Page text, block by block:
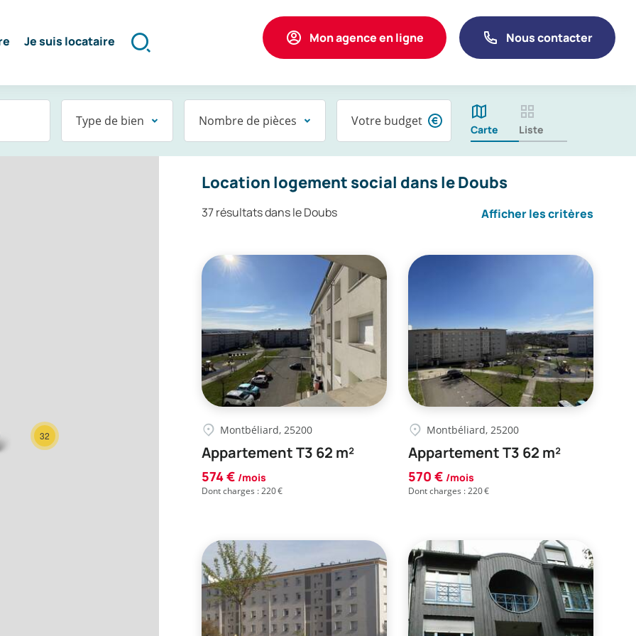
Mon agence en ligne Nous contacter
Je suis locataire
Formulaire
recherche
Carte Liste
Type de bien Nombre de pièces Votre budget
32
Location logement social dans le Doubs
37 résultats dans le Doubs Afficher les critères
Montbéliard, 25200
Appartement T3 62 m²
574 € /mois
Dont charges : 220 €
Montbéliard, 25200
Appartement T3 62 m²
570 € /mois
Dont charges : 220 €